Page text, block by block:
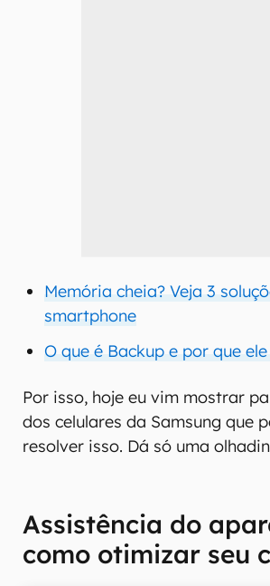
Memória cheia? Veja 3
smartphone
O que é Backup e por que
Por isso, hoje eu vim mostrar
dos celulares da Samsung que
resolver isso. Dá só uma
Assistência do
como otimizar seu